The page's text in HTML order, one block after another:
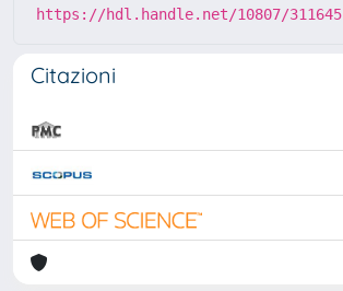
https://hdl.handle.net/10807/311645
Citazioni